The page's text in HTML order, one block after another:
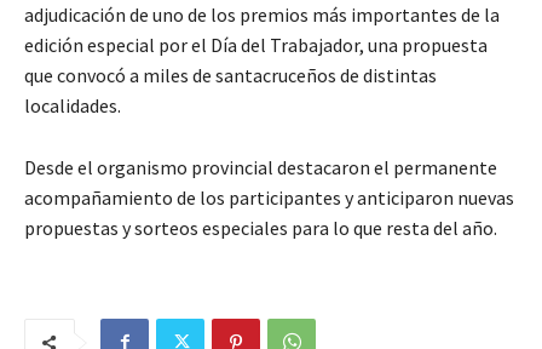
adjudicación de uno de los premios más importantes de la
edición especial por el Día del Trabajador, una propuesta
que convocó a miles de santacruceños de distintas
localidades.
Desde el organismo provincial destacaron el permanente
acompañamiento de los participantes y anticiparon nuevas
propuestas y sorteos especiales para lo que resta del año.